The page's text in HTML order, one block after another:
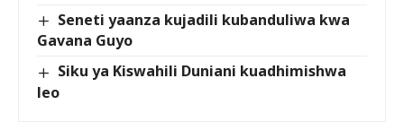
Seneti yaanza kujadili kubanduliwa kwa
Gavana Guyo
Siku ya Kiswahili Duniani kuadhimishwa
leo